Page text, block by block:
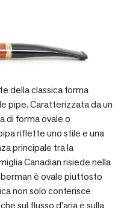
della classica forma
pipe. Caratterizzata da un
di forma ovale o
riflette uno stile e una
principale tra la
Canadian risiede nella
è ovale piuttosto
non solo conferisce
sul flusso d’aria e sulla